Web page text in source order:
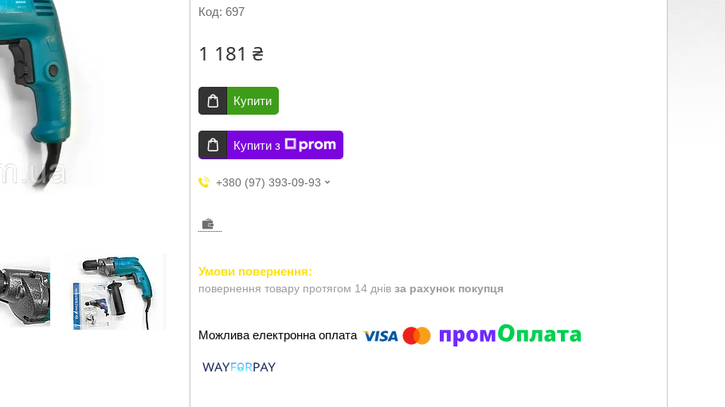
Код: 697
1 181 ₴
Купити
Купити з
+380 (97) 393-09-93
повернення товару протягом 14 днів за рахунок покупця